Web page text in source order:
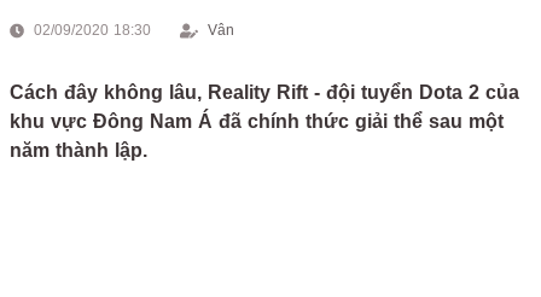
02/09/2020 18:30 Vân
Cách đây không lâu, Reality Rift - đội tuyển Dota 2 của
khu vực Đông Nam Á đã chính thức giải thể sau một
năm thành lập.